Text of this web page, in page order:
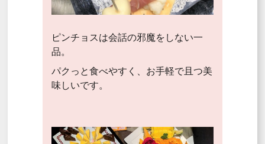
ピンチョスは会話の邪魔をしない一
品。
パクっと食べやすく、お手軽で且つ美
味しいです。